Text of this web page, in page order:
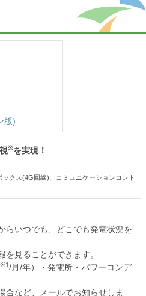
版)
※を実現！
クス(4G回線)、コミュニケーションコント
いつでも、どこでも発電状況を
見ることができます。
※1/月/年）・発電所・パワーコンデ
など、メールでお知らせしま